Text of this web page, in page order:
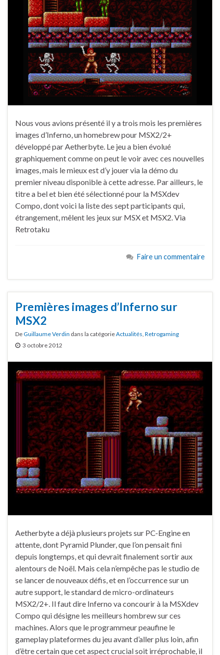
Nous vous avions présenté il y a trois mois les premières
images d’Inferno, un homebrew pour MSX2/2+
développé par Aetherbyte. Le jeu a bien évolué
graphiquement comme on peut le voir avec ces nouvelles
images, mais le mieux est d’y jouer via la démo du
premier niveau disponible à cette adresse. Par ailleurs, le
titre a bel et bien été sélectionné pour la MSXdev
Compo, dont voici la liste des sept participants qui,
étrangement, mêlent les jeux sur MSX et MSX2. Via
Retrotaku
Faire un commentaire
Premières images d’Inferno sur
MSX2
DeGuillaume Verdin dans la catégorieActualités, Retrogaming
3 octobre 2012
Aetherbyte a déjà plusieurs projets sur PC-Engine en
attente, dont Pyramid Plunder, que l’on pensait fini
depuis longtemps, et qui devrait finalement sortir aux
alentours de Noël. Mais cela n’empêche pas le studio de
se lancer de nouveaux défis, et en l’occurrence sur un
autre support, le standard de micro-ordinateurs
MSX2/2+. Il faut dire Inferno va concourir à la MSXdev
Compo qui désigne les meilleurs hombrew sur ces
machines. Alors que le programmeur peaufine le
gameplay plateformes du jeu avant d’aller plus loin, afin
d’être certain que cet aspect crucial soit irréprochable, il